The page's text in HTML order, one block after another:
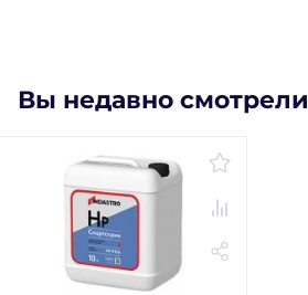
Вы недавно смотрели